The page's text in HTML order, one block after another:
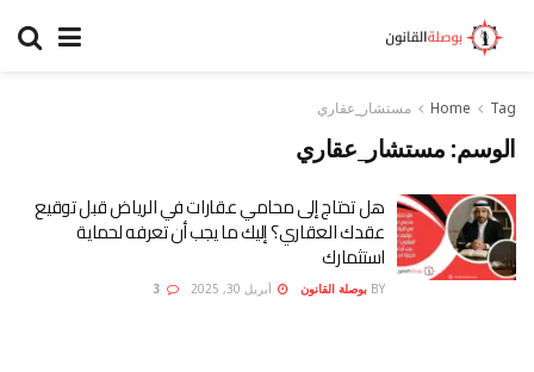
Home Tag مستشار_عقاري
الوسم: مستشار_عقاري
هل تحتاج إلى محامي عقارات في الرياض قبل توقيع
عقدك العقاري؟ إليك ما يجب أن تعرفه لحماية
استثمارك
BY بوصلة القانون أبريل 30, 2025